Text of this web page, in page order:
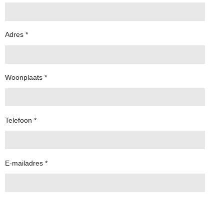
Adres *
Woonplaats *
Telefoon *
E-mailadres *